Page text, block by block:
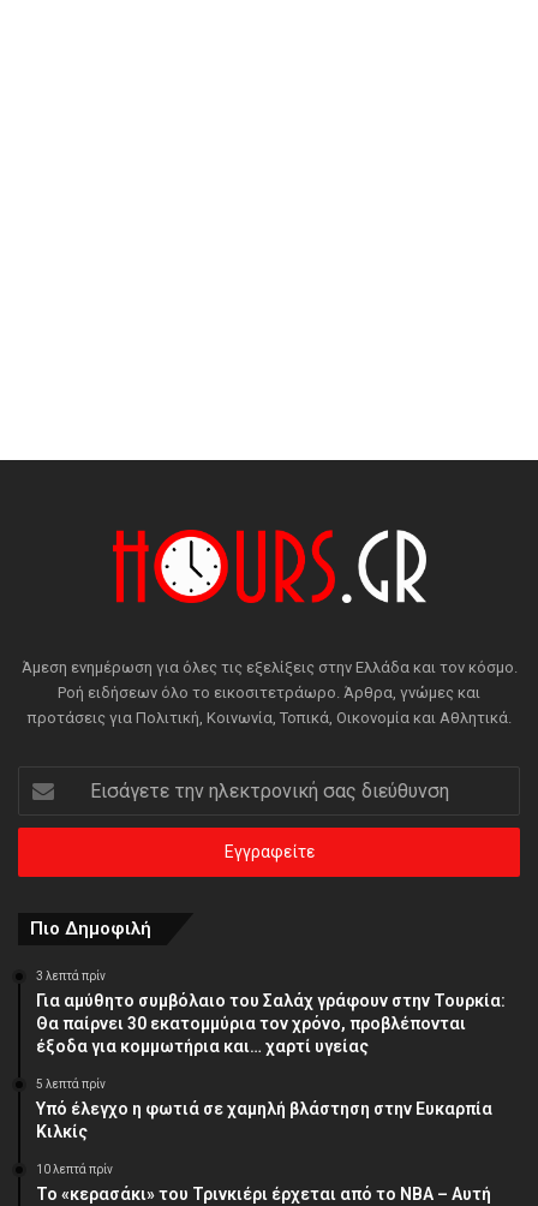
Άμεση ενημέρωση για όλες τις εξελίξεις στην Ελλάδα και τον κόσμο.
Ροή ειδήσεων όλο το εικοσιτετράωρο. Άρθρα, γνώμες και
προτάσεις για Πολιτική, Κοινωνία, Τοπικά, Οικονομία και Αθλητικά.
Εισάγετε
την
ηλεκτρονική
διεύθυνση
Πιο Δημοφιλή
3 λεπτά πρίν
Για αμύθητο συμβόλαιο του Σαλάχ γράφουν στην Τουρκία:
Θα παίρνει 30 εκατομμύρια τον χρόνο, προβλέπονται
έξοδα για κομμωτήρια και… χαρτί υγείας
5 λεπτά πρίν
Υπό έλεγχο η φωτιά σε χαμηλή βλάστηση στην Ευκαρπία
Κιλκίς
10 λεπτά πρίν
Το «κερασάκι» του Τρινκιέρι έρχεται από το NBA – Αυτή